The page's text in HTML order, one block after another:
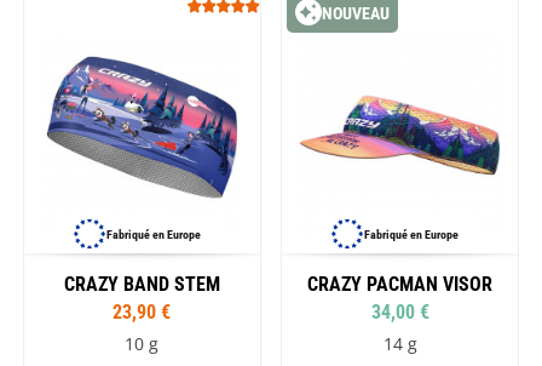
Fabriqué en Europe
CRAZY BAND STEM
23,90 €
10 g
NOUVEAU
Fabriqué en Europe
CRAZY PACMAN VISOR
34,00 €
14 g